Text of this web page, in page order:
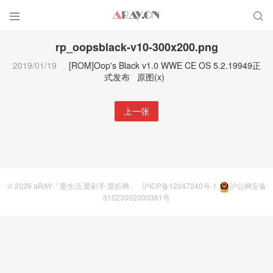
 
rp_oopsblack-v10-300x200.png
2019/01/19 [ROM]Oop's Black v1.0 WWE CE OS 5.2.19949正
式发布
原图(x)
上一张
© 2026 aRAY「爱生活.爱剁手.爱折腾」 沪ICP备12047240号-1
沪公网安备
31023002000361号